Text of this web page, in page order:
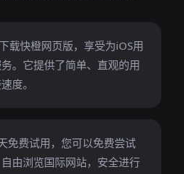
载快橙网页版，享受为iOS用
。它提供了简单、直观的用
度。
免费试用，您可以免费尝试
由浏览国际网站，安全进行